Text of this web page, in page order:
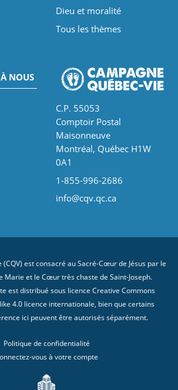
Dieu et moralité
Tous les thèmes
NOUS
C.P. 55053
Comptoir Postal
Maisonneuve
Montréal, Québec H1W
0A1
1-855-996-2686
info@cqv.qc.ca
(CQV) est consacré au Sacré-Cœur de Jésus par le
Marie et le Cœur très chaste de Saint-Joseph.
est distribué sous licence Creative Commons
4.0 licence internationale, bien que certains
ici peuvent être autorisés séparément.
Politique de confidentialité
vous à votre compte